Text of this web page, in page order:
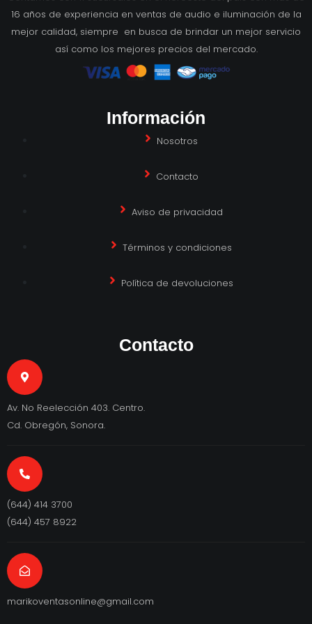
16 años de experiencia en ventas de audio e iluminación de la
mejor calidad, siempre en busca de brindar un mejor servicio
así como los mejores precios del mercado.
Información
Nosotros
Contacto
Aviso de privacidad
Términos y condiciones
Política de devoluciones
Contacto
Av. No Reelección 403. Centro.
Cd. Obregón, Sonora.
(644) 414 3700
(644) 457 8922
marikoventasonline@gmail.com